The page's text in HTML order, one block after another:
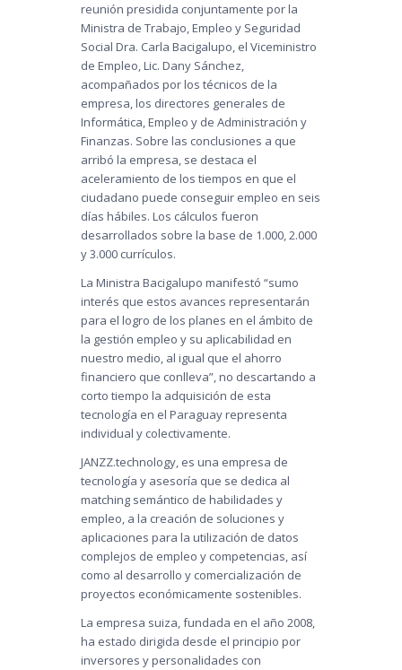
reunión presidida conjuntamente por la
Ministra de Trabajo, Empleo y Seguridad
Social Dra. Carla Bacigalupo, el Viceministro
de Empleo, Lic. Dany Sánchez,
acompañados por los técnicos de la
empresa, los directores generales de
Informática, Empleo y de Administración y
Finanzas. Sobre las conclusiones a que
arribó la empresa, se destaca el
aceleramiento de los tiempos en que el
ciudadano puede conseguir empleo en seis
días hábiles. Los cálculos fueron
desarrollados sobre la base de 1.000, 2.000
y 3.000 currículos.
La Ministra Bacigalupo manifestó “sumo
interés que estos avances representarán
para el logro de los planes en el ámbito de
la gestión empleo y su aplicabilidad en
nuestro medio, al igual que el ahorro
financiero que conlleva”, no descartando a
corto tiempo la adquisición de esta
tecnología en el Paraguay representa
individual y colectivamente.
JANZZ.technology, es una empresa de
tecnología y asesoría que se dedica al
matching semántico de habilidades y
empleo, a la creación de soluciones y
aplicaciones para la utilización de datos
complejos de empleo y competencias, así
como al desarrollo y comercialización de
proyectos económicamente sostenibles.
La empresa suiza, fundada en el año 2008,
ha estado dirigida desde el principio por
inversores y personalidades con